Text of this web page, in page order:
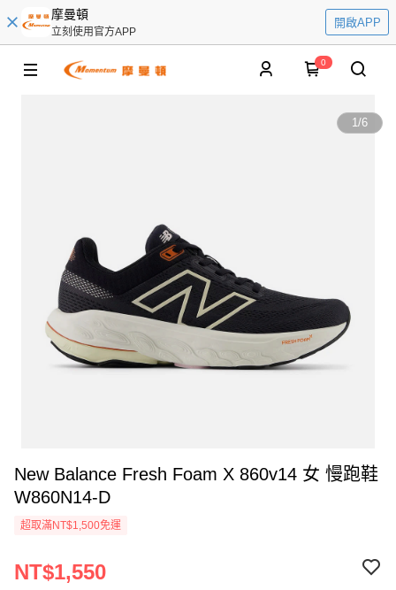
摩曼頓
立刻使用官方APP
開啟APP
0
1/6
New Balance Fresh Foam X 860v14 女 慢跑鞋
W860N14-D
超取滿NT$1,500免運
NT$1,550